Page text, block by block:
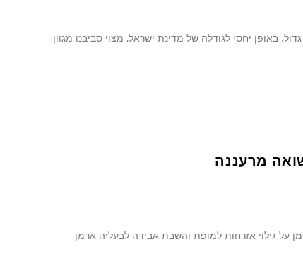
באופן יחסי לגודלה של מדינת ישראל, מצוי סביבנו מגוון
על גילוי אזרחות למופת והשבת אבידה לבעליה ארמן